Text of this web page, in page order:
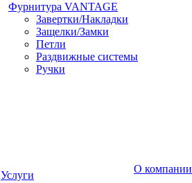
Фурнитура VANTAGE
Завертки/Накладки
Защелки/Замки
Петли
Раздвижные системы
Ручки
Услуги
О компании